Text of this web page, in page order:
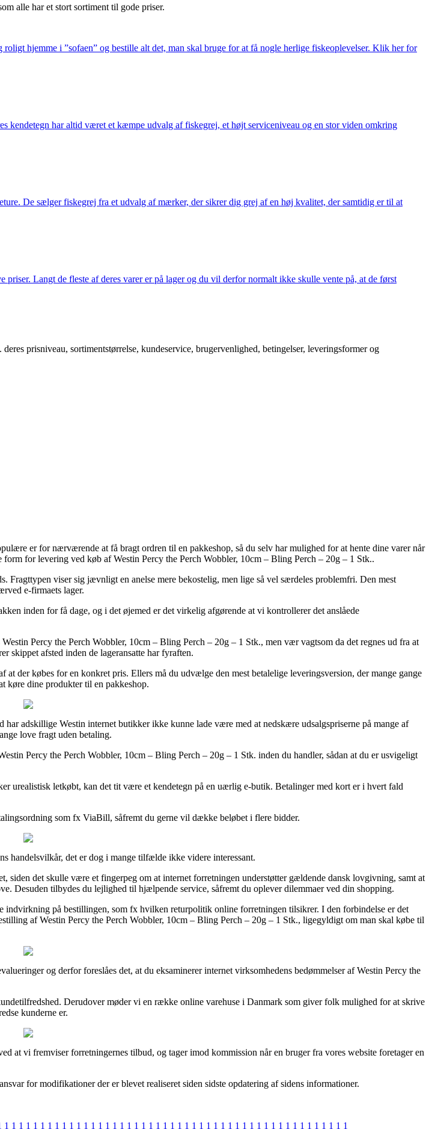
alle har et stort sortiment til gode priser.
hjemme i ”sofaen” og bestille alt det, man skal bruge for at få nogle herlige fiskeoplevelser. Klik her for
har altid været et kæmpe udvalg af fiskegrej, et højt serviceniveau og en stor viden omkring
De sælger fiskegrej fra et udvalg af mærker, der sikrer dig grej af en høj kvalitet, der samtidig er til at
Langt de fleste af deres varer er på lager og du vil derfor normalt ikke skulle vente på, at de først
prisniveau, sortimentstørrelse, kundeservice, brugervenlighed, betingelser, leveringsformer og
er for nærværende at få bragt ordren til en pakkeshop, så du selv har mulighed for at hente dine varer når
for levering ved køb af Westin Percy the Perch Wobbler, 10cm – Bling Perch – 20g – 1 Stk..
viser sig jævnligt en anelse mere bekostelig, men lige så vel særdeles problemfri. Den mest
e-firmaets lager.
inden for få dage, og i det øjemed er det virkelig afgørende at vi kontrollerer det anslåede
Percy the Perch Wobbler, 10cm – Bling Perch – 20g – 1 Stk., men vær vagtsom da det regnes ud fra at
skippet afsted inden de lageransatte har fyraften.
der købes for en konkret pris. Ellers må du udvælge den mest betalelige leveringsversion, der mange gange
køre dine produkter til en pakkeshop.
adskillige Westin internet butikker ikke kunne lade være med at nedskære udsalgspriserne på mange af
love fragt uden betaling.
Percy the Perch Wobbler, 10cm – Bling Perch – 20g – 1 Stk. inden du handler, sådan at du er usvigeligt
urealistisk letkøbt, kan det tit være et kendetegn på en uærlig e-butik. Betalinger med kort er i hvert fald
som fx ViaBill, såfremt du gerne vil dække beløbet i flere bidder.
handelsvilkår, det er dog i mange tilfælde ikke videre interessant.
det skulle være et fingerpeg om at internet forretningen understøtter gældende dansk lovgivning, samt at
Desuden tilbydes du lejlighed til hjælpende service, såfremt du oplever dilemmaer ved din shopping.
indvirkning på bestillingen, som fx hvilken returpolitik online forretningen tilsikrer. I den forbindelse er det
af Westin Percy the Perch Wobbler, 10cm – Bling Perch – 20g – 1 Stk., ligegyldigt om man skal købe til
og derfor foreslåes det, at du eksaminerer internet virksomhedens bedømmelser af Westin Percy the
Derudover møder vi en række online varehuse i Danmark som giver folk mulighed for at skrive
kunderne er.
at vi fremviser forretningernes tilbud, og tager imod kommission når en bruger fra vores website foretager en
for modifikationer der er blevet realiseret siden sidste opdatering af sidens informationer.
1 1 1 1 1 1 1 1 1 1 1 1 1 1 1 1 1 1 1 1 1 1 1 1 1 1 1 1 1 1 1 1 1 1 1 1 1 1 1 1 1 1 1 1 1 1 1 1